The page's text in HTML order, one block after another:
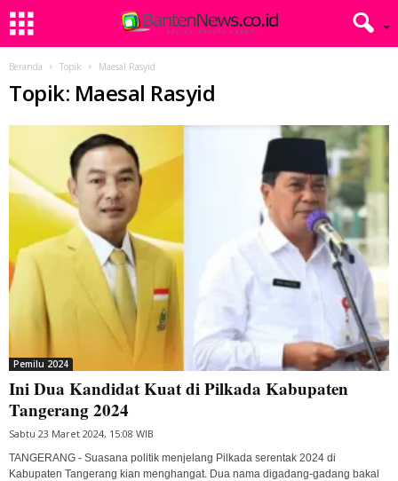
Beranda Topik Maesal Rasyid
Topik: Maesal Rasyid
Pemilu 2024
Ini Dua Kandidat Kuat di Pilkada Kabupaten
Tangerang 2024
Sabtu 23 Maret 2024, 15:08 WIB
TANGERANG - Suasana politik menjelang Pilkada serentak 2024 di
Kabupaten Tangerang kian menghangat. Dua nama digadang-gadang bakal